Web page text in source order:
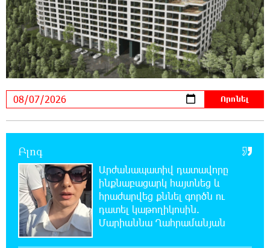
19:35:21 7-08-2026
Հայաստանի հավաքականի նախկին
մարզիչը կգլխավորի Ղազախստանի
հավաքականը
Թրամփը ասել է, որ հանրապետականները
կարող են պարտվել Կոնգրեսի միջանկյալ
ընտրություններում
18:51:59 7-08-2026
«ՀայաՔվեի» անդամները ևս
Բլոգ
Արժանապատիվ դատավորը
ինքնաբացարկ հայտնեց և
հրաժարվեց քննել գործն ու
դատել կաթողիկոսին.
Մարիաննա Ղահրամանյան